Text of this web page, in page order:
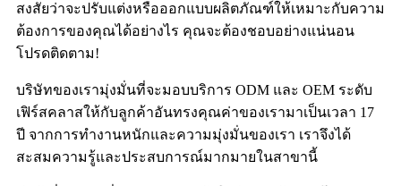
สงสัยว่าจะปรับแต่งหรือออกแบบผลิตภัณฑ์ให้เหมาะกับความ
ต้องการของคุณได้อย่างไร คุณจะต้องชอบอย่างแน่นอน
โปรดติดตาม!
บริษัทของเรามุ่งมั่นที่จะมอบบริการ ODM และ OEM ระดับ
เฟิร์สคลาสให้กับลูกค้าอันทรงคุณค่าของเรามาเป็นเวลา 17
ปี จากการทำงานหนักและความมุ่งมั่นของเรา เราจึงได้
สะสมความรู้และประสบการณ์มากมายในสาขานี้